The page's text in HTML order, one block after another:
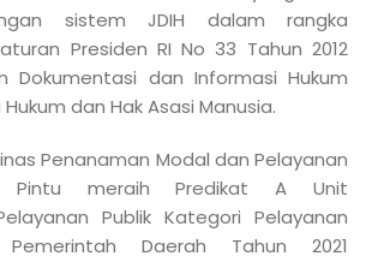
sistem JDIH dalam rangka
Presiden RI No 33 Tahun 2012
Dokumentasi dan Informasi Hukum
dan Hak Asasi Manusia.
Penanaman Modal dan Pelayanan
Pintu meraih Predikat A Unit
Publik Kategori Pelayanan
Daerah Tahun 2021